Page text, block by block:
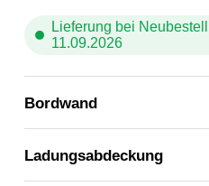
Lieferung bei
11.09.2026
Bordwand
Ladungsabdeckung